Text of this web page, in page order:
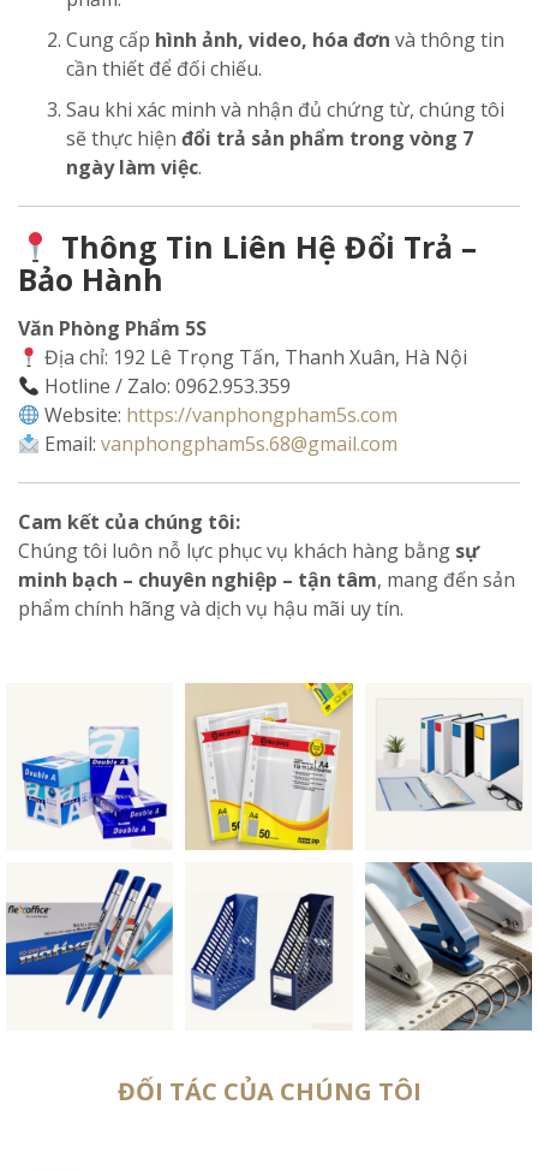
Cung cấp hình ảnh, video, hóa đơn và thông tin
cần thiết để đối chiếu.
Sau khi xác minh và nhận đủ chứng từ, chúng tôi
sẽ thực hiện đổi trả sản phẩm trong vòng 7
ngày làm việc.
Thông Tin Liên Hệ Đổi Trả –
Bảo Hành
Văn Phòng Phẩm 5S
Địa chỉ: 192 Lê Trọng Tấn, Thanh Xuân, Hà Nội
Hotline / Zalo: 0962.953.359
Website: https://vanphongpham5s.com
Email:vanphongpham5s.68@gmail.com
Cam kết của chúng tôi:
Chúng tôi luôn nỗ lực phục vụ khách hàng bằng sự
minh bạch – chuyên nghiệp – tận tâm, mang đến sản
phẩm chính hãng và dịch vụ hậu mãi uy tín.
ĐỐI TÁC CỦA CHÚNG TÔI